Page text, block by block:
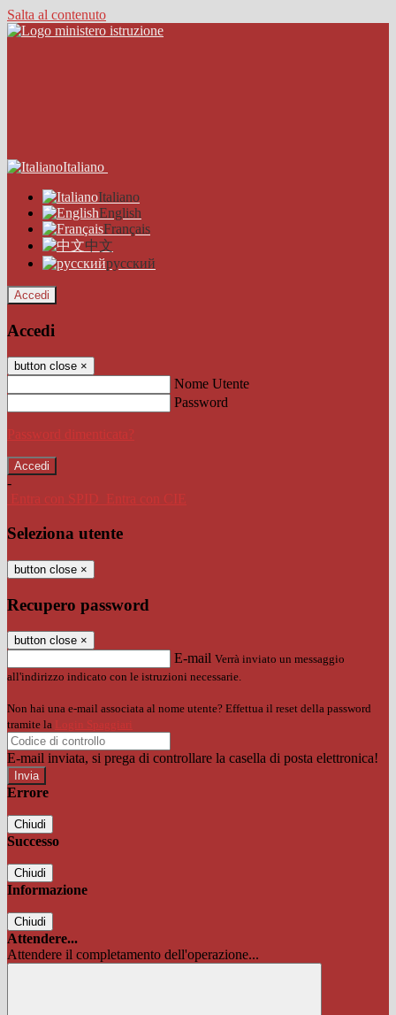
Salta al contenuto
Italiano
Italiano
English
Français
中文
русский
Accedi
Accedi
button close ×
Nome Utente
Password
Password dimenticata?
-
Entra con SPID
Entra con CIE
Seleziona utente
button close ×
Recupero password
button close ×
E-mail Verrà inviato un messaggio
all'indirizzo indicato con le istruzioni necessarie.
Non hai una e-mail associata al nome utente? Effettua il reset della password
tramite la Login Spaggiari
E-mail inviata, si prega di controllare la casella di posta elettronica!
Errore
Chiudi
Successo
Chiudi
Informazione
Chiudi
Attendere...
Attendere il completamento dell'operazione...